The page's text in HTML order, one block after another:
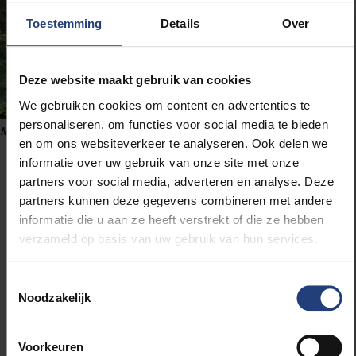
Toestemming Details Over
Deze website maakt gebruik van cookies
We gebruiken cookies om content en advertenties te
personaliseren, om functies voor social media te bieden
en om ons websiteverkeer te analyseren. Ook delen we
informatie over uw gebruik van onze site met onze
partners voor social media, adverteren en analyse. Deze
partners kunnen deze gegevens combineren met andere
informatie die u aan ze heeft verstrekt of die ze hebben
verzameld op basis van uw gebruik van hun services.
Noodzakelijk
Voorkeuren
Marjon Blondeel
“Jongeren gebruiken
chatbots vaker als
gesprekspartner of
Welke ethische vragen bespreek je met deze
Marjon: “Eerlijkheid staat centraal. Veel kinderen